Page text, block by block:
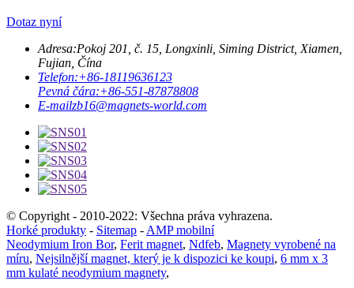
Dotaz nyní
Adresa:Pokoj 201, č. 15, Longxinli, Siming District, Xiamen,
Fujian, Čína
Telefon:+86-18119636123
Pevná čára:+86-551-87878808
E-mailzb16@magnets-world.com
© Copyright - 2010-2022: Všechna práva vyhrazena.
Horké produkty - Sitemap - AMP mobilní
Neodymium Iron Bor, Ferit magnet, Ndfeb, Magnety vyrobené na
míru, Nejsilnější magnet, který je k dispozici ke koupi, 6 mm x 3
mm kulaté neodymium magnety,